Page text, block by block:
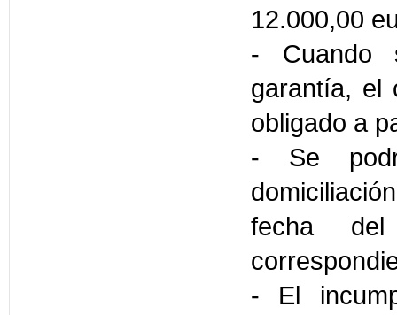
12.000,00
- Cuando
garantía, el
obligado a
- Se
fecha
- El